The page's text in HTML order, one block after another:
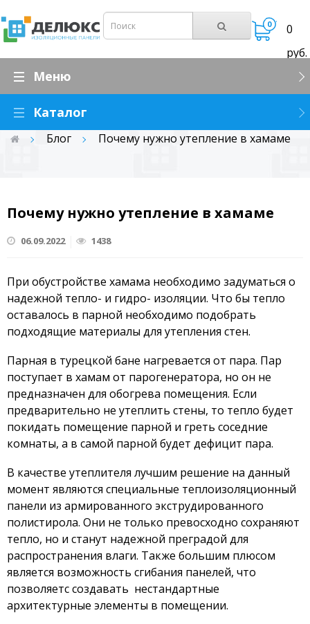
0
0
руб.
Меню
Каталог
Утеплитель для дома
Панели «Делюкс»
Панели гибкие
Панели с уклоном
Теплоизоляционные панели для стен
Теплоизоляционные панели для фасада
Звукоизоляционные панели с ВЭМ
Звукоизоляционные панели для пола
Звукоизоляционные панели для потолка
Звукоизоляционные панели для стен
Хамам
Купола
Лежаки
Сидушки
Поддоны
Парогенераторы
Панели для хамама
Панели для бассейна
Блоки и сэндвич панели
О компании
Статьи
Контакты
info@paneldelux.ru
+7 (499) 444-59-34
+7 (903) 752-66-20
+7 (915) 001-51-25
Обратная связь
Каталог
УТЕПЛИТЕЛЬ ДЛЯ ДОМА
КОМПЛЕКТУЮЩИЕ
Блог Почему нужно утепление в хамаме
Почему нужно утепление в хамаме
06.09.2022 1438
При обустройстве хамама необходимо задуматься о
надежной тепло- и гидро- изоляции. Что бы тепло
оставалось в парной необходимо подобрать
подходящие материалы для утепления стен.
Парная в турецкой бане нагревается от пара. Пар
поступает в хамам от парогенератора, но он не
предназначен для обогрева помещения. Если
предварительно не утеплить стены, то тепло будет
покидать помещение парной и греть соседние
комнаты, а в самой парной будет дефицит пара.
В качестве утеплителя лучшим решение на данный
момент являются специальные теплоизоляционный
панели из армированного экструдированного
полистирола. Они не только превосходно сохраняют
тепло, но и станут надежной преградой для
распространения влаги. Также большим плюсом
является возможность сгибания панелей, что
позволяетс создавать нестандартные
архитектурные элементы в помещении.